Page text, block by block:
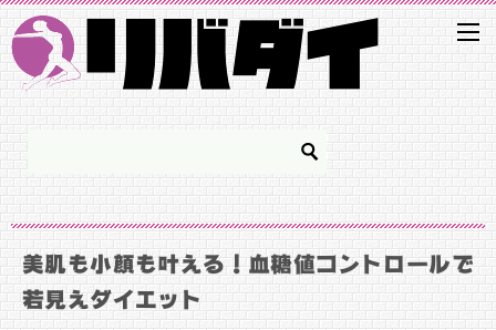
美肌も小顔も叶える！血糖値コントロールで
若見えダイエット